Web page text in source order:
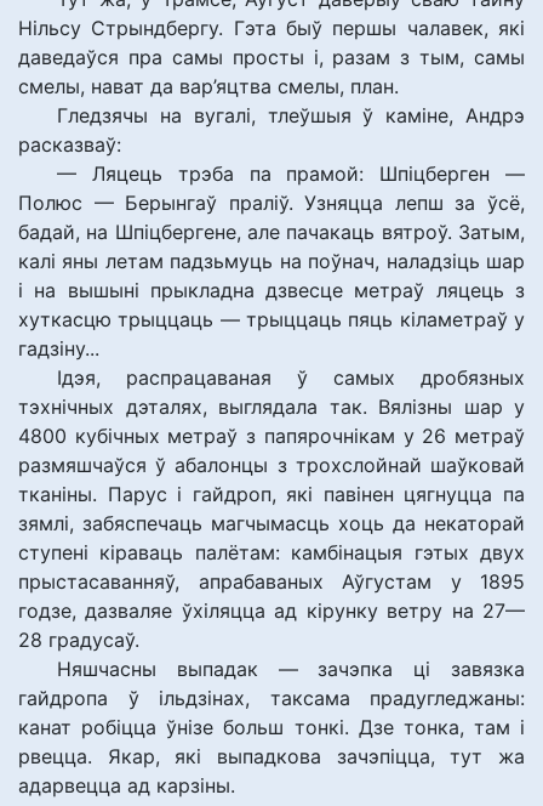
Нільсу Стрындбергу. Гэта быў першы чалавек, які
даведаўся пра самы просты і, разам з тым, самы
смелы, нават да вар’яцтва смелы, план.
Гледзячы на вугалі, тлеўшыя ў каміне, Андрэ
расказваў:
— Ляцець трэба па прамой: Шпіцберген —
Полюс — Берынгаў праліў. Узняцца лепш за ўсё,
бадай, на Шпіцбергене, але пачакаць вятроў. Затым,
калі яны летам падзьмуць на поўнач, наладзіць шар
і на вышыні прыкладна дзвесце метраў ляцець з
хуткасцю трыццаць — трыццаць пяць кіламетраў у
гадзіну...
Ідэя, распрацаваная ў самых дробязных
тэхнічных дэталях, выглядала так. Вялізны шар у
4800 кубічных метраў з папярочнікам у 26 метраў
размяшчаўся ў абалонцы з трохслойнай шаўковай
тканіны. Парус і гайдроп, які павінен цягнуцца па
зямлі, забяспечаць магчымасць хоць да некаторай
ступені кіраваць палётам: камбінацыя гэтых двух
прыстасаванняў, апрабаваных Аўгустам у 1895
годзе, дазваляе ўхіляцца ад кірунку ветру на 27—
28 градусаў.
Няшчасны выпадак — зачэпка ці завязка
гайдропа ў ільдзінах, таксама прадугледжаны:
канат робіцца ўнізе больш тонкі. Дзе тонка, там і
рвецца. Якар, які выпадкова зачэпіцца, тут жа
адарвецца ад карзіны.